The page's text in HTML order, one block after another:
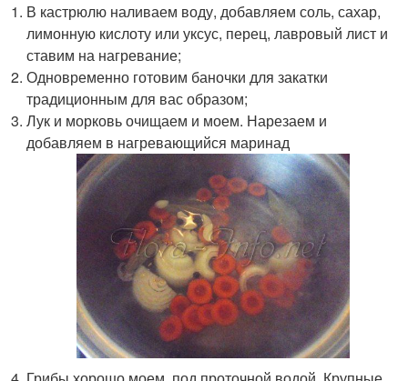
В кастрюлю наливаем воду, добавляем соль, сахар,
лимонную кислоту или уксус, перец, лавровый лист и
ставим на нагревание;
Одновременно готовим баночки для закатки
традиционным для вас образом;
Лук и морковь очищаем и моем. Нарезаем и
добавляем в нагревающийся маринад